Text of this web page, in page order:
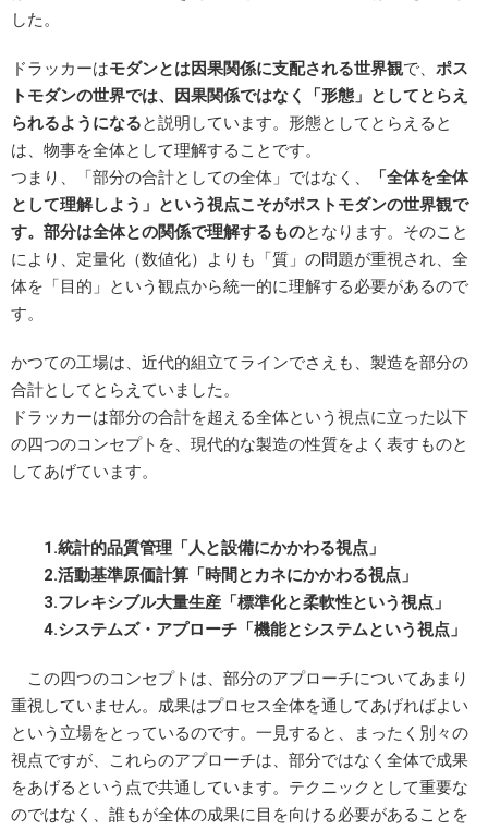
した。
ドラッカーはモダンとは因果関係に支配される世界観で、 ポス
トモダンの世界では、因果関係ではなく「形態」としてとらえ
られるようになると説明しています。形態としてとらえると
は、物事を全体として理解することです。
つまり、「部分の合計としての全体」ではなく、
「全体を全体
として理解しよう」という視点こそがポストモダンの世界観で
す。部分は全体との関係で理解するものとなります。そのこと
により、定量化（数値化）よりも「質」の問題が重視され、全
体を「目的」という観点から統一的に理解する必要があるので
す。
かつての工場は、近代的組立てラインでさえも、製造を部分の
合計としてとらえていました。
ドラッカーは部分の合計を超える全体という視点に立った以下
の四つのコンセプトを、現代的な製造の性質をよく表すものと
してあげています。
1.統計的品質管理「人と設備にかかわる視点」
2.活動基準原価計算「時間とカネにかかわる視点」
3.フレキシブル大量生産「標準化と柔軟性という視点」
4.システムズ・アプローチ「機能とシステムという視点」
この四つのコンセプトは、部分のアプローチについてあまり
重視していません。成果はプロセス全体を通してあげればよい
という立場をとっているのです。一見すると、まったく別々の
視点ですが、これらのアプローチは、部分ではなく全体で成果
をあげるという点で共通しています。テクニックとして重要な
のではなく、誰もが全体の成果に目を向ける必要があることを